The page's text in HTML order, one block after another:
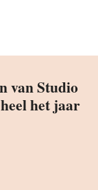
van Studio
het jaar